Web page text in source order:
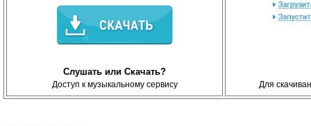
Слушать или Скачать?
Доступ к музыкальному сервису Для